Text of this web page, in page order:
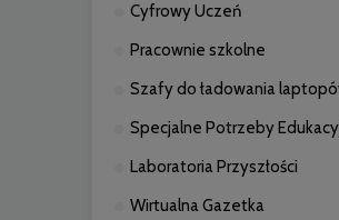
Cyfrowy Uczeń
Pracownie szkolne
Szafy do ładowania
Specjalne Potrzeby
Laboratoria Przyszłości
Wirtualna Gazetka